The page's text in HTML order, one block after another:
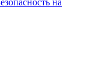
на